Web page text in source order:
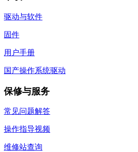
驱动与软件
固件
用户手册
国产操作系统驱动
保修与服务
常见问题解答
操作指导视频
维修站查询